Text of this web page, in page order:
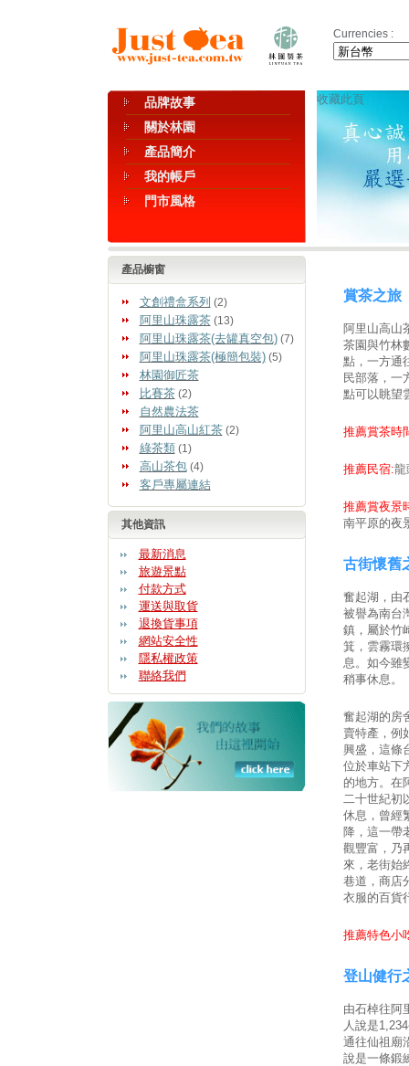
Currencies :
品牌故事
關於林園
產品簡介
我的帳戶
門市風格
收藏此頁
產品櫥窗
文創禮盒系列 (2)
阿里山珠露茶(13)
阿里山珠露茶(去罐真空包)(7)
阿里山珠露茶(極簡包裝)(5)
林園御匠茶
比賽茶(2)
自然農法茶
阿里山高山紅茶(2)
綠茶類 (1)
高山茶包(4)
客戶專屬連結
其他資訊
最新消息
旅遊景點
付款方式
運送與取貨
退換貨事項
網站安全性
隱私權政策
聯絡我們
賞茶之旅
阿里山高山
茶園與竹林
點，一方通
民部落，一
點可以眺望
推薦賞茶時
推薦民宿:龍
推薦賞夜景
南平原的夜
古街懷舊
奮起湖，由
被譽為南台
鎮，屬於竹
箕，雲霧環
息。如今雖
稍事休息。
奮起湖的房
賣特產，例
興盛，這條
位於車站下
的地方。在
二十世紀初
休息，曾經
降，這一帶
觀豐富，乃
來，老街始
巷道，商店
衣服的百貨
推薦特色小
登山健行
由石棹往阿
人說是
通往仙祖廟
說是一條鍛